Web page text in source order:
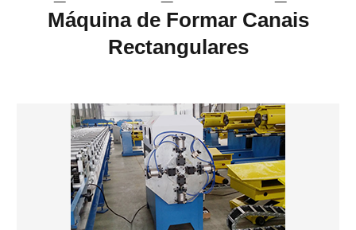
Máquina de Formar Canais
Rectangulares